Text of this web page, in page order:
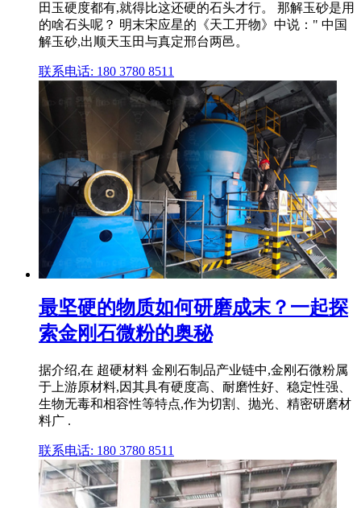
田玉硬度都有,就得比这还硬的石头才行。 那解玉砂是用
的啥石头呢？ 明末宋应星的《天工开物》中说：" 中国
解玉砂,出顺天玉田与真定邢台两邑。
联系电话: 180 3780 8511
最坚硬的物质如何研磨成末？一起探
索金刚石微粉的奥秘
据介绍,在 超硬材料 金刚石制品产业链中,金刚石微粉属
于上游原材料,因其具有硬度高、耐磨性好、稳定性强、
生物无毒和相容性等特点,作为切割、抛光、精密研磨材
料广 .
联系电话: 180 3780 8511